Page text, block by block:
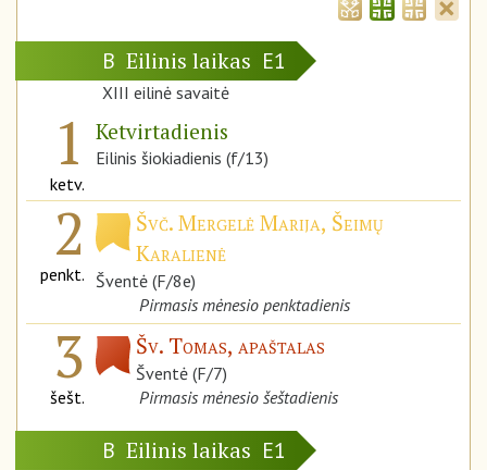
B Eilinis laikas E1
XIII eilinė savaitė
1
ketv.
Ketvirtadienis
Eilinis šiokiadienis (f/13)
2
penkt.
Švč. Mergelė Marija, Šeimų
Karalienė
Šventė (F/8e)
Pirmasis mėnesio penktadienis
3
šešt.
Šv. Tomas, apaštalas
Šventė (F/7)
Pirmasis mėnesio šeštadienis
B Eilinis laikas E1